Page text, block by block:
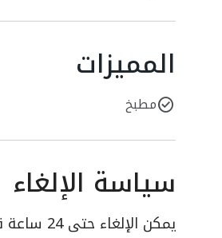
المميزات
مطبخ
سياسة الإلغاء
يمكن الإلغاء حتى 24 ساعة قبل تسجيل الوصول للحصول على استرداد كامل